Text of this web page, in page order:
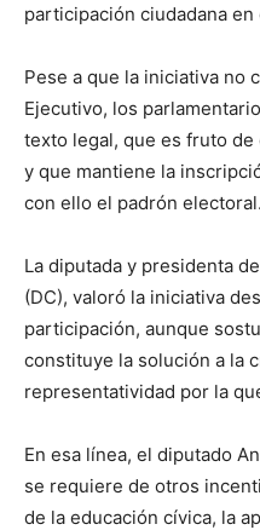
participación ciudadana
Pese a que la iniciativa no
Ejecutivo, los
texto legal, que es fruto
y que mantiene la
con ello el padrón electoral.
La diputada y presidenta
(DC), valoró la iniciativa
participación, aunque
constituye la solución a la
representatividad por la
En esa línea, el diputado
se requiere de otros
de la educación cívica, la